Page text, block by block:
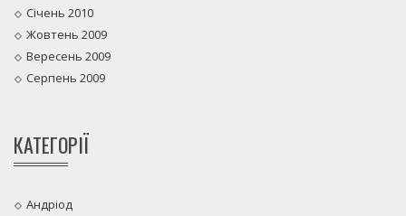
Січень 2010
Жовтень 2009
Вересень 2009
Серпень 2009
КАТЕГОРІЇ
Андріод